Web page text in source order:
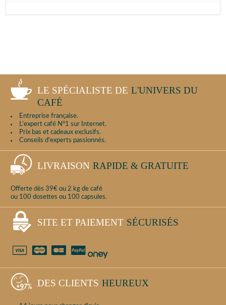
LE SPÉCIALISTE DE L'UNIVERS DU
CAFÉ
Entreprise française.
L'expert café N°1 sur Internet.
Prix bas et cadeaux exclusifs.
Conseils d'experts passionnés.
LIVRAISON RAPIDE & GRATUITE
Offerte dès 39€ ou 2 kg de café
ou 100 dosettes ou 100 capsules.
SITE ET PAIEMENT SÉCURISÉS
DES CLIENTS HEUREUX